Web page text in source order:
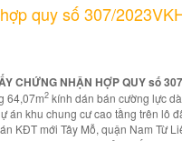
quy số 307/
CHỨNG NHẬN HỢP QUY số
64,07m2 kính dán bán cường lực
án khu chung cư cao tầng trên lô
KĐT mới Tây Mỗ, quận Nam Từ